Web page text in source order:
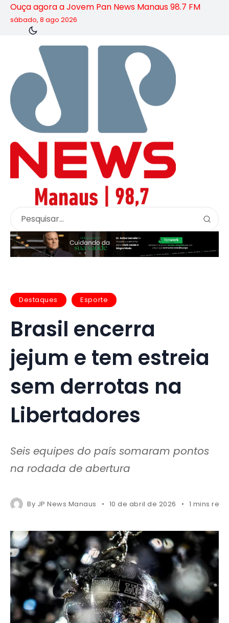
Ouça agora a Jovem Pan News Manaus 98.7 FM
sábado, 8 ago 2026
Destaques Esporte
Brasil encerra
jejum e tem estreia
sem derrotas na
Libertadores
Seis equipes do país somaram pontos
na rodada de abertura
By JP News Manaus 10 de abril de 2026 1 mins read